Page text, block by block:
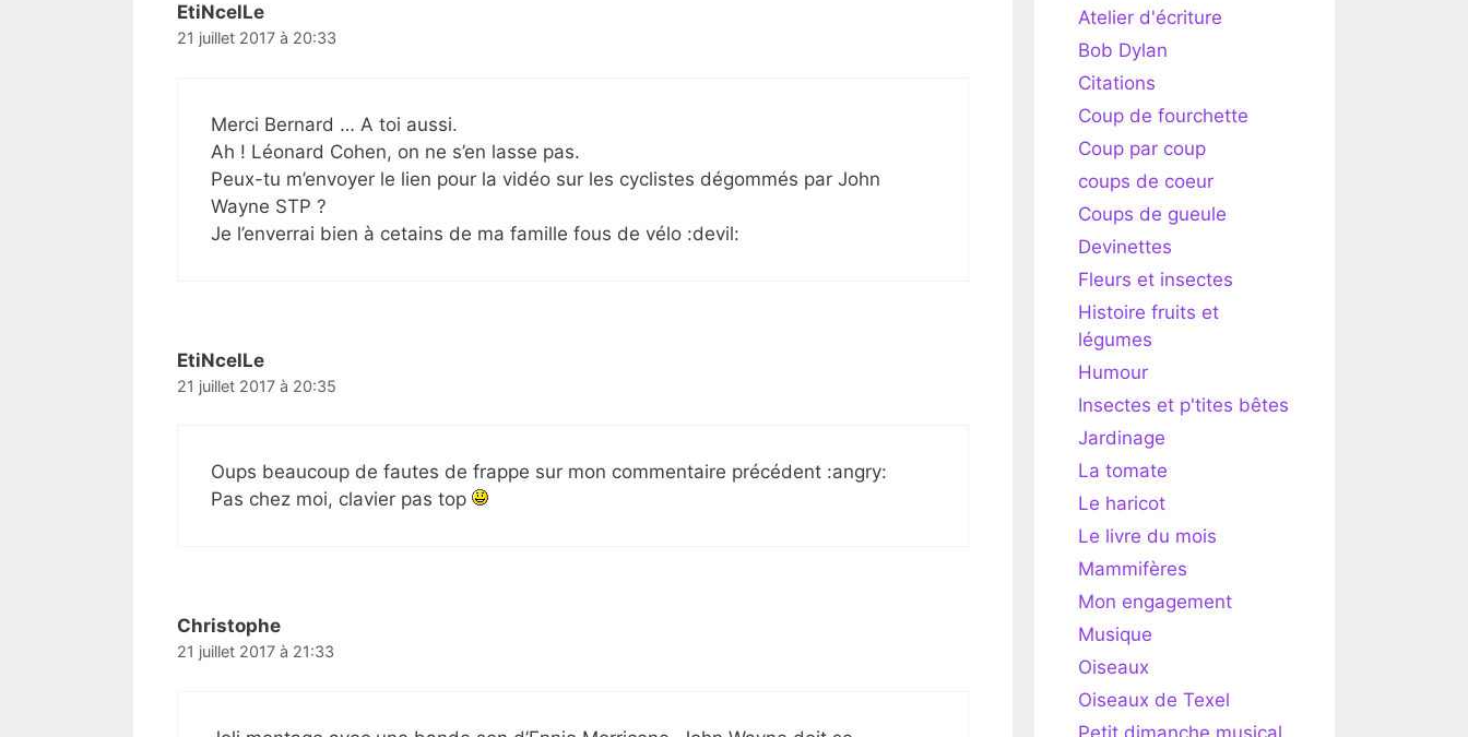
EtiNcelLe
21 juillet 2017 à 20:33
Merci Bernard … A toi aussi.
Ah ! Léonard Cohen, on ne s’en lasse pas.
Peux-tu m’envoyer le lien pour la vidéo sur les cyclistes dégommés par John
Wayne STP ?
Je l’enverrai bien à cetains de ma famille fous de vélo :devil:
EtiNcelLe
21 juillet 2017 à 20:35
Oups beaucoup de fautes de frappe sur mon commentaire précédent :angry:
Pas chez moi, clavier pas top
Christophe
21 juillet 2017 à 21:33
Atelier d'écriture
Bob Dylan
Citations
Coup de fourchette
Coup par coup
coups de coeur
Coups de gueule
Devinettes
Fleurs et insectes
Histoire fruits et
légumes
Humour
Insectes et p'tites bêtes
Jardinage
La tomate
Le haricot
Le livre du mois
Mammifères
Mon engagement
Musique
Oiseaux
Oiseaux de Texel
Petit dimanche musical